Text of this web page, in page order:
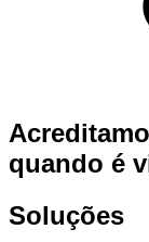
quando é
Soluções